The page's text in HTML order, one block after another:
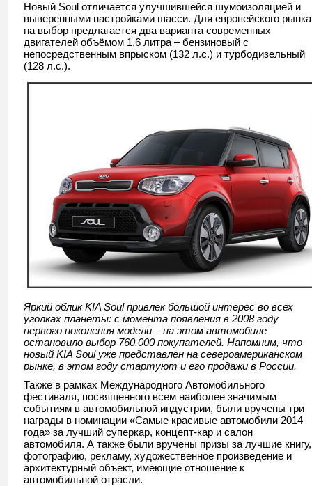
Новый Soul отличается улучшившейся шумоизоляцией и
выверенными настройками шасси. Для европейского рынка
на выбор предлагается два варианта современных
двигателей объёмом 1,6 литра – бензиновый с
непосредственным впрыском (132 л.с.) и турбодизельный
(128 л.с.).
Яркий облик KIA Soul привлек большой интерес во всех
уголках планеты: с момента появления в 2008 году
первого поколения модели – на этом автомобиле
остановило выбор 760.000 покупателей. Напомним, что
новый KIA Soul уже представлен на североамериканском
рынке, в этом году стартуют и его продажи в России.
Также в рамках Международного Автомобильного
фестиваля, посвященного всем наиболее значимым
событиям в автомобильной индустрии, были вручены три
награды в номинации «Самые красивые автомобили 2014
года» за лучший суперкар, концепт-кар и салон
автомобиля. А также были вручены призы за лучшие книгу,
фотографию, рекламу, художественное произведение и
архитектурный объект, имеющие отношение к
автомобильной отрасли.